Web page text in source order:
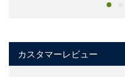
カスタマーレビュー